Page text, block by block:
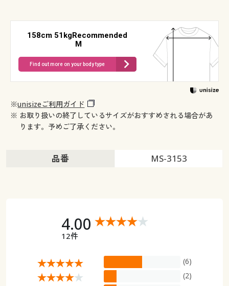
158cm 51kgRecommended
M
Find out more on your body type
※unisizeご利用ガイド
※ お取り扱いの終了しているサイズがおすすめされる場合があ
ります。予めご了承ください。
品番 MS-3153
4.00
12件
(6)
(2)